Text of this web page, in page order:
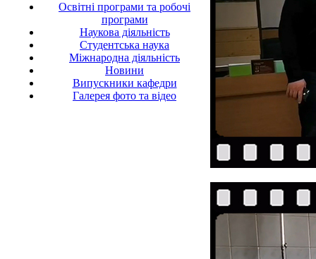
Освітні програми та робочі
програми
Наукова діяльність
Студентська наука
Міжнародна діяльність
Новини
Випускники кафедри
Галерея фото та відео